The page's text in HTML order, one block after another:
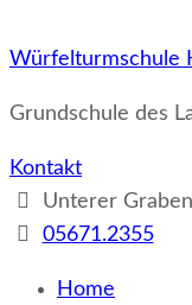
Würfelturmschule
Grundschule des
Kontakt
Unterer
05671.2355
Home